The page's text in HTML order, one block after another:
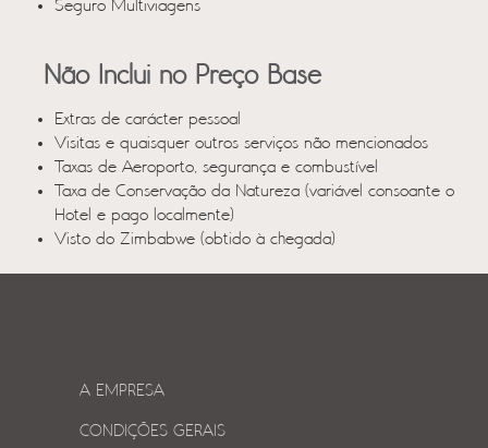
Seguro Multiviagens
Não Inclui no Preço Base
Extras de carácter pessoal
Visitas e quaisquer outros serviços não mencionados
Taxas de Aeroporto, segurança e combustível
Taxa de Conservação da Natureza (variável consoante o
Hotel e pago localmente)
Visto do Zimbabwe (obtido à chegada)
A EMPRESA
CONDIÇÕES GERAIS